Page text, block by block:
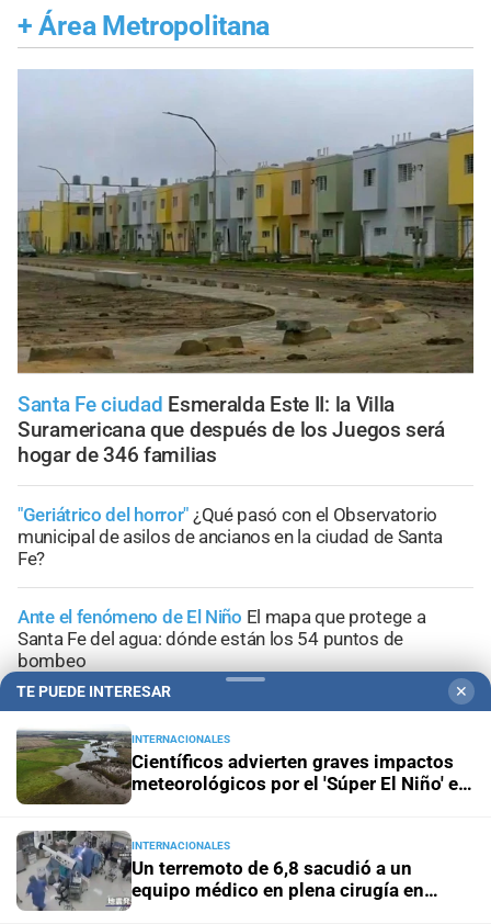
+ Área Metropolitana
Santa Fe ciudad Esmeralda Este II: la Villa
Suramericana que después de los Juegos será
hogar de 346 familias
"Geriátrico del horror" ¿Qué pasó con el Observatorio
municipal de asilos de ancianos en la ciudad de Santa
Fe?
Ante el fenómeno de El Niño El mapa que protege a
Santa Fe del agua: dónde están los 54 puntos de
bombeo
de Santa Fe
Gestión de Riesgo
Fenómeno El Niño: así es el portal
TE PUEDE INTERESAR ✕
INTERNACIONALES
Científicos advierten graves impactos
meteorológicos por el 'Súper El Niño' en
INTERNACIONALES
Un terremoto de 6,8 sacudió a un
equipo médico en plena cirugía en